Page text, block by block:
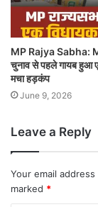
MP Rajya Sabha:
चुनाव से पहले गायब हुआ
मचा हड़कंप
June 9, 2026
Leave a Reply
Your email
marked *